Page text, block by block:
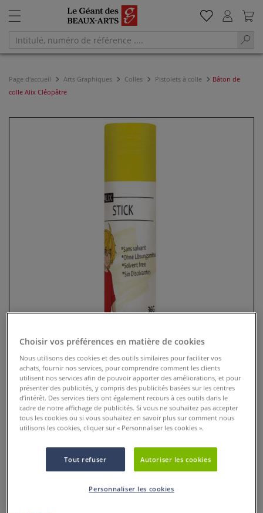
Page d'accueil Arts Graphiques Colles Pistolets à colle
Bâton de
colle Alix Cléopâtre
Bâton de colle Alix Cléopâtre
0 Commentaires
Le bâton de colle Alix peut s'utiliser dès 6 ans pour coller le
papier, le carton, ainsi que les photos.
Choisir vos préférences en matière de cookies
Nous utilisons des cookies et des outils similaires pour faciliter vos
achats, fournir nos services, pour comprendre comment les clients
utilisent nos services afin de pouvoir apporter des améliorations, et pour
présenter des publicités, y compris des publicités basées sur les centres
d’intérêt. Des services tiers ont également recours à ces outils dans le
cadre de notre affichage de publicités. Si vous ne souhaitez pas accepter
tous les cookies ou si vous souhaitez en savoir plus sur comment nous
utilisons les cookies, cliquer sur « Personnaliser les cookies ».
Tout refuser Autoriser les cookies
Personnaliser les cookies